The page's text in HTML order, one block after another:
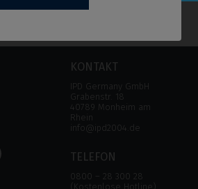
KONTAKT
IPD Germany GmbH
Grabenstr. 18
40789 Monheim am
Rhein
info@ipd2004.de
TELEFON
0800 – 28 300 28
(Kostenlose Hotline)